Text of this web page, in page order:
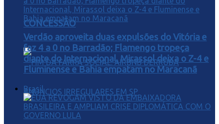
CONCESSÃO
Verdão aproveita duas expulsões do Vitória e
faz 4 a 0 no Barradão; Flamengo tropeça
diante do Internacional, Mirassol deixa o Z-4 e
Fluminense e Bahia empatam no Maracanã
Brasil